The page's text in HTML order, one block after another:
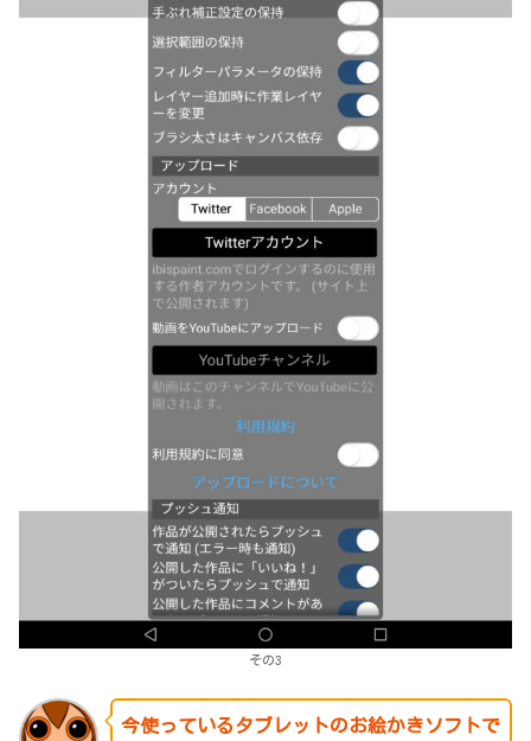
その3
今使っているタブレットのお絵かきソフトで